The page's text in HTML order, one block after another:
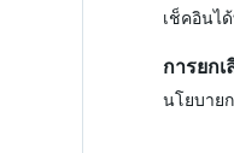
เช็คอินไ
การยก
นโยบาย